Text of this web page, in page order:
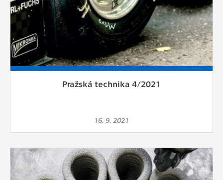
Pražská technika 4/2021
16. 9. 2021